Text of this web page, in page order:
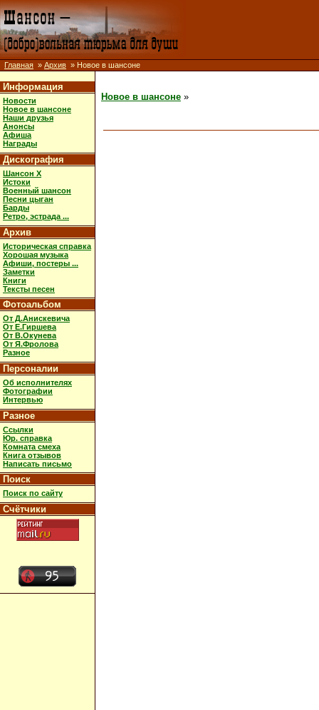
Главная » Архив » Новое в шансоне
Информация
Новости
Новое в шансоне
Наши друзья
Анонсы
Афиша
Награды
Дискография
Шансон X
Истоки
Военный шансон
Песни цыган
Барды
Ретро, эстрада ...
Архив
Историческая справка
Хорошая музыка
Афиши, постеры ...
Заметки
Книги
Тексты песен
Фотоальбом
От Д.Анискевича
От Е.Гиршева
От В.Окунева
От Я.Фролова
Разное
Персоналии
Об исполнителях
Фотографии
Интервью
Разное
Ссылки
Юр. справка
Комната смеха
Книга отзывов
Написать письмо
Поиск
Поиск по сайту
Счётчики
Новое в шансоне »